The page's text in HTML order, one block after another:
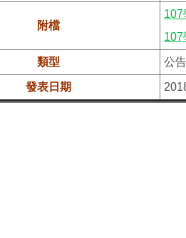
附檔
107
107
類型 公
發表日期